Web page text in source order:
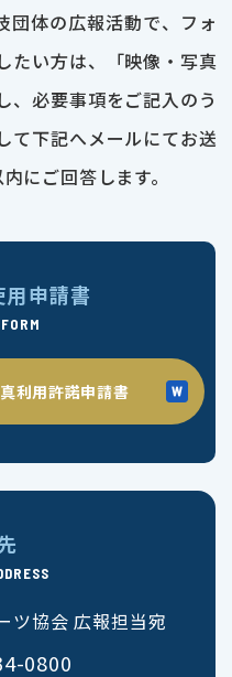
団体の広報活動で、フォ
たい方は、「映像・写真
、必要事項をご記入のう
て下記へメールにてお送
にご回答します。
申請書
利用許諾申請書
ツ協会 広報担当宛
0800